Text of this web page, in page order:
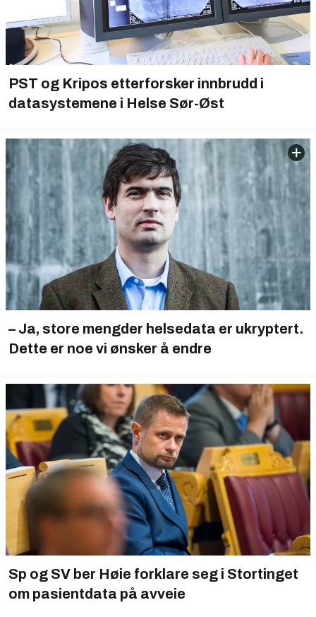
PST og Kripos etterforsker innbrudd i
datasystemene i Helse Sør-Øst
– Ja, store mengder helsedata er ukryptert.
Dette er noe vi ønsker å endre
Sp og SV ber Høie forklare seg i Stortinget
om pasientdata på avveie